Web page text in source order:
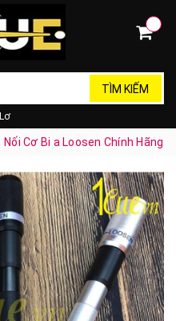
TÌM KIẾM
Lơ
Nối Cơ Bi a Loosen Chính Hãng